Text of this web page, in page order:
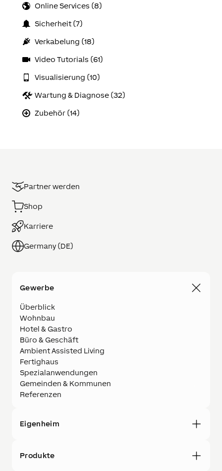
Online Services (8)
Sicherheit (7)
Verkabelung (18)
Video Tutorials (61)
Visualisierung (10)
Wartung & Diagnose (32)
Zubehör (14)
Partner werden
Shop
Karriere
Germany (DE)
Gewerbe
Überblick
Wohnbau
Hotel & Gastro
Büro & Geschäft
Ambient Assisted Living
Fertighaus
Spezialanwendungen
Gemeinden & Kommunen
Referenzen
Eigenheim
Produkte